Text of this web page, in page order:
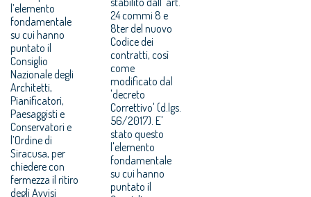
l’elemento
fondamentale
su cui hanno
puntato il
Consiglio
Nazionale degli
Architetti,
Pianificatori,
Paesaggisti e
Conservatori e
l’Ordine di
Siracusa, per
chiedere con
fermezza il ritiro
degli Avvisi
24 commi 8 e
8ter del nuovo
Codice dei
contratti, così
come
modificato dal
'decreto
Correttivo' (d.lgs.
56/2017). E'
stato questo
l'elemento
fondamentale
su cui hanno
puntato il